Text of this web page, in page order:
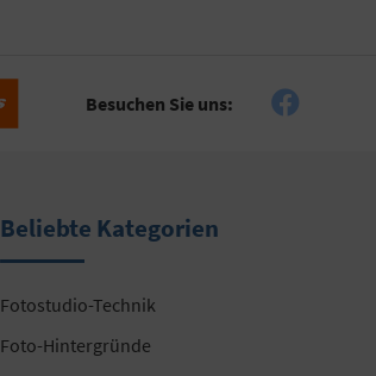
Besuchen Sie uns:
Beliebte Kategorien
Fotostudio-Technik
Foto-Hintergründe